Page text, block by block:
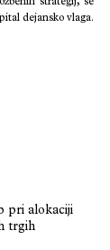
strategij, se
dejansko vlaga.
pri alokaciji
trgih